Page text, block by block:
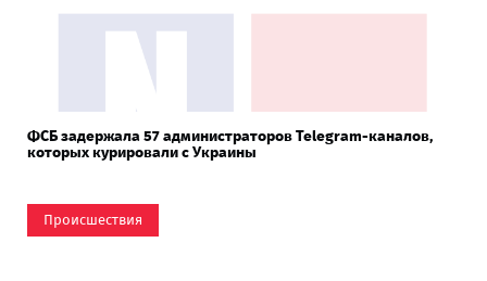
ФСБ задержала 57 администраторов Telegram-каналов,
которых курировали с Украины
Происшествия